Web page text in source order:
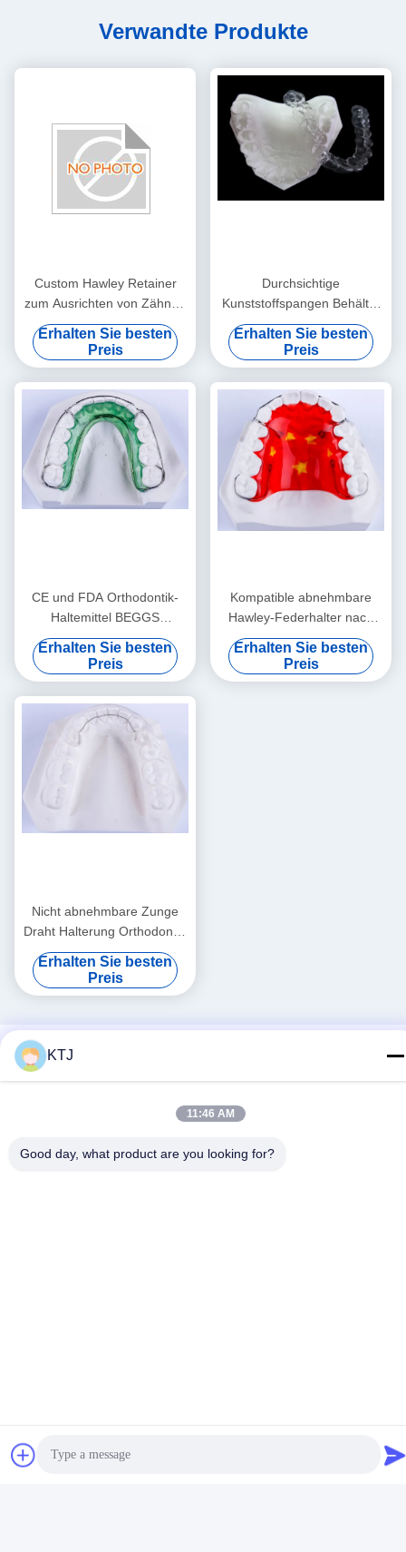
Verwandte Produkte
Custom Hawley Retainer
zum Ausrichten von Zähnen
Dental Hawley Retainer
FDA-Zulassung
Erhalten Sie besten
Preis
Durchsichtige
Kunststoffspangen Behälter
Kieferorthopädie
Durchsichtige Behälter
Erhalten Sie besten
Preis
CE und FDA Orthodontik-
Haltemittel BEGGS
Haltemittel Unsichtbares
Haltemittel
Erhalten Sie besten
Preis
Kompatible abnehmbare
Hawley-Federhalter nach
Invisalign
Erhalten Sie besten
Preis
Nicht abnehmbare Zunge
Draht Halterung Orthodontie
Halterungen zum Ausrichten
der Zähne
Erhalten Sie besten
Preis
Road, Bezirk Pingshan, Shenzhen, China
KTJ
11:46 AM
Good day, what product are you looking for?